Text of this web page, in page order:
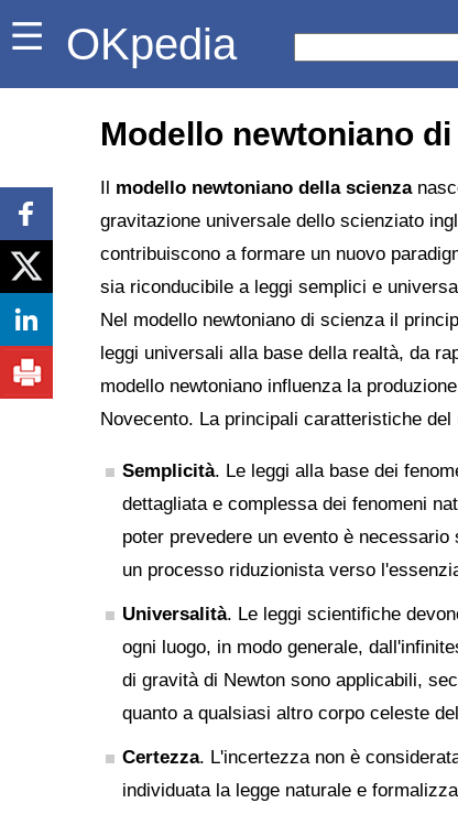
OKpedia
Modello newtoniano
Il modello newtoniano della scienza
gravitazione universale dello scienziato
contribuiscono a formare un nuovo
sia riconducibile a leggi semplici e
Nel modello newtoniano di scienza il
leggi universali alla base della realtà, da
modello newtoniano influenza la
Novecento. La principali caratteristiche del
Semplicità. Le leggi alla base dei
dettagliata e complessa dei fenomeni
poter prevedere un evento è
un processo riduzionista verso
Universalità. Le leggi scientifiche
ogni luogo, in modo generale,
di gravità di Newton sono applicabili,
quanto a qualsiasi altro corpo celeste
Certezza. L'incertezza non è
individuata la legge naturale e